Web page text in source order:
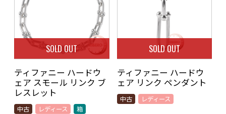
SOLD OUT
ティファニー ハードウ
ェア スモール リンク ブ
レスレット
中古 レディース 箱
SOLD OUT
ティファニー ハードウ
ェア リンク ペンダント
中古 レディース